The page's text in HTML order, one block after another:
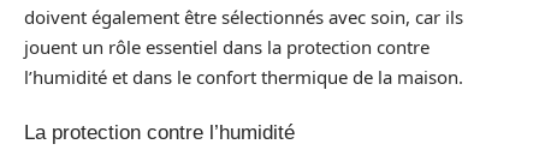
doivent également être sélectionnés avec soin, car ils
jouent un rôle essentiel dans la protection contre
l’humidité et dans le confort thermique de la maison.
La protection contre l’humidité